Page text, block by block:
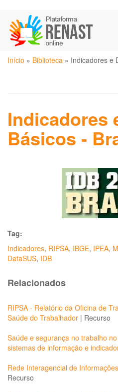
para
conteúdo
principal
Você
Início » Biblioteca » Indicadores e
Indicadores
Básicos -
Tag:
Indicadores, RIPSA, IBGE, IPEA,
DataSUS, IDB
Relacionados
RIPSA - Relatório da Oficina de
Saúde do Trabalhador | Recurso
Saúde e segurança no trabalho
sistemas de informação e
Rede Interagencial de
Recurso